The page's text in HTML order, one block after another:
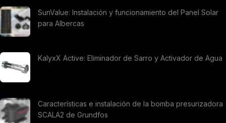
SunValue: Instalación y funcionamiento del Panel Solar
para Albercas
KalyxX Active: Eliminador de Sarro y Activador de Agua
Características e instalación de la bomba presurizadora
SCALA2 de Grundfos